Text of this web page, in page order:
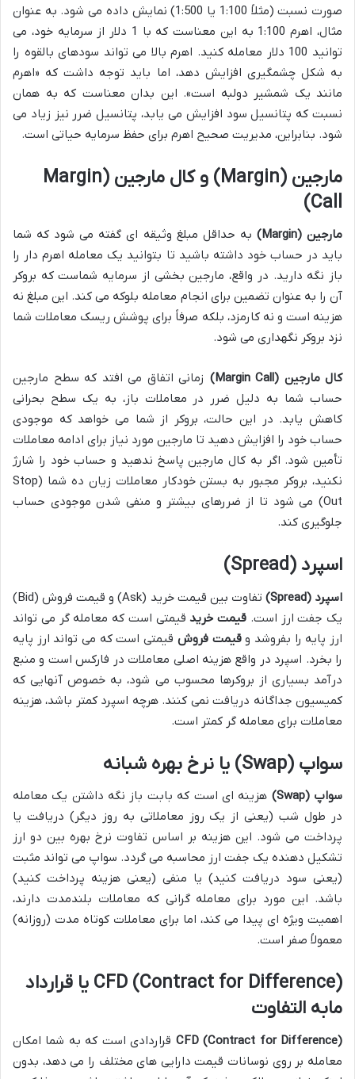
صورت نسبت (مثلاً 1:100 یا 1:500) نمایش داده می شود. به عنوان
مثال، اهرم 1:100 به این معناست که با 1 دلار از سرمایه خود، می
توانید 100 دلار معامله کنید. اهرم بالا می تواند سودهای بالقوه را
به شکل چشمگیری افزایش دهد، اما باید توجه داشت که «اهرم
مانند یک شمشیر دولبه است». این بدان معناست که به همان
نسبت که پتانسیل سود افزایش می یابد، پتانسیل ضرر نیز زیاد می
شود. بنابراین، مدیریت صحیح اهرم برای حفظ سرمایه حیاتی است.
مارجین (Margin) و کال مارجین (Margin
Call)
مارجین (Margin)
به حداقل مبلغ وثیقه ای گفته می شود که شما
باید در حساب خود داشته باشید تا بتوانید یک معامله اهرم دار را
باز نگه دارید. در واقع، مارجین بخشی از سرمایه شماست که بروکر
آن را به عنوان تضمین برای انجام معامله بلوکه می کند. این مبلغ نه
هزینه است و نه کارمزد، بلکه صرفاً برای پوشش ریسک معاملات شما
نزد بروکر نگهداری می شود.
کال مارجین (Margin Call)
زمانی اتفاق می افتد که سطح مارجین
حساب شما به دلیل ضرر در معاملات باز، به یک سطح بحرانی
کاهش یابد. در این حالت، بروکر از شما می خواهد که موجودی
حساب خود را افزایش دهید تا مارجین مورد نیاز برای ادامه معاملات
تأمین شود. اگر به کال مارجین پاسخ ندهید و حساب خود را شارژ
نکنید، بروکر مجبور به بستن خودکار معاملات زیان ده شما (Stop
Out) می شود تا از ضررهای بیشتر و منفی شدن موجودی حساب
جلوگیری کند.
اسپرد (Spread)
اسپرد (Spread)
تفاوت بین قیمت خرید (Ask) و قیمت فروش (Bid)
یک جفت ارز است. قیمت خریدقیمتی است که معامله گر می تواند
ارز پایه را بفروشد وقیمت فروش قیمتی است که می تواند ارز پایه
را بخرد. اسپرد در واقع هزینه اصلی معاملات در فارکس است و منبع
درآمد بسیاری از بروکرها محسوب می شود، به خصوص آنهایی که
کمیسیون جداگانه دریافت نمی کنند. هرچه اسپرد کمتر باشد، هزینه
معاملات برای معامله گر کمتر است.
سواپ (Swap) یا نرخ بهره شبانه
سواپ (Swap)
هزینه ای است که بابت باز نگه داشتن یک معامله
در طول شب (یعنی از یک روز معاملاتی به روز دیگر) دریافت یا
پرداخت می شود. این هزینه بر اساس تفاوت نرخ بهره بین دو ارز
تشکیل دهنده یک جفت ارز محاسبه می گردد. سواپ می تواند مثبت
(یعنی سود دریافت کنید) یا منفی (یعنی هزینه پرداخت کنید)
باشد. این مورد برای معامله گرانی که معاملات بلندمدت دارند،
اهمیت ویژه ای پیدا می کند، اما برای معاملات کوتاه مدت (روزانه)
معمولاً صفر است.
CFD (Contract for Difference) یا قرارداد
مابه التفاوت
CFD (Contract for Difference) قراردادی است که به شما امکان
معامله بر روی نوسانات قیمت دارایی های مختلف را می دهد، بدون